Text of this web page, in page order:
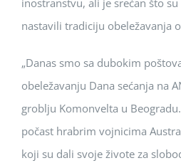
inostranstvu, ali je srećan što
nastavili tradiciju obeležavanja
„Danas smo sa dubokim
obeležavanju Dana sećanja na
groblju Komonvelta u
počast hrabrim vojnicima
koji su dali svoje živote za